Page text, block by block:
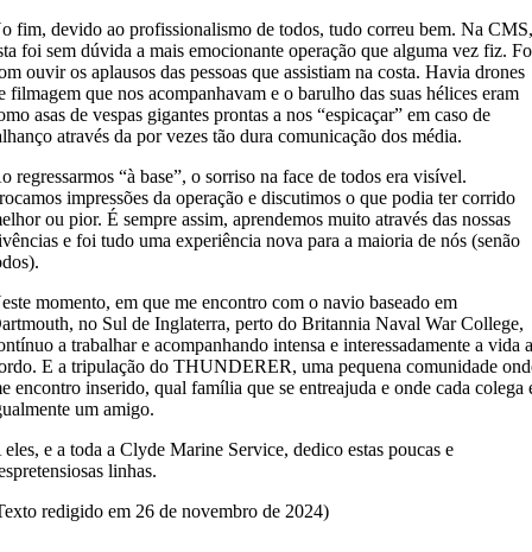
fim, devido ao profissionalismo de todos, tudo correu bem. Na
foi sem dúvida a mais emocionante operação que alguma vez fiz.
ouvir os aplausos das pessoas que assistiam na costa. Havia drones
filmagem que nos acompanhavam e o barulho das suas hélices eram
asas de vespas gigantes prontas a nos “espicaçar” em caso de
através da por vezes tão dura comunicação dos média.
regressarmos “à base”, o sorriso na face de todos era visível.
impressões da operação e discutimos o que podia ter corrido
ou pior. É sempre assim, aprendemos muito através das nossas
e foi tudo uma experiência nova para a maioria de nós (senão
momento, em que me encontro com o navio baseado em
no Sul de Inglaterra, perto do Britannia Naval War College,
a trabalhar e acompanhando intensa e interessadamente a vida
E a tripulação do THUNDERER, uma pequena comunidade
encontro inserido, qual família que se entreajuda e onde cada colega
um amigo.
eles, e a toda a Clyde Marine Service, dedico estas poucas e
linhas.
redigido em 26 de novembro de 2024)